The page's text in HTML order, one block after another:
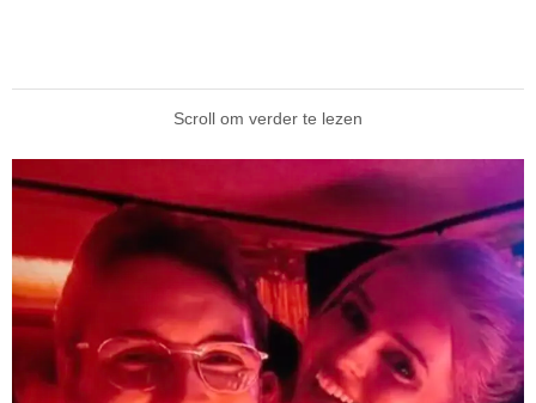
Scroll om verder te lezen